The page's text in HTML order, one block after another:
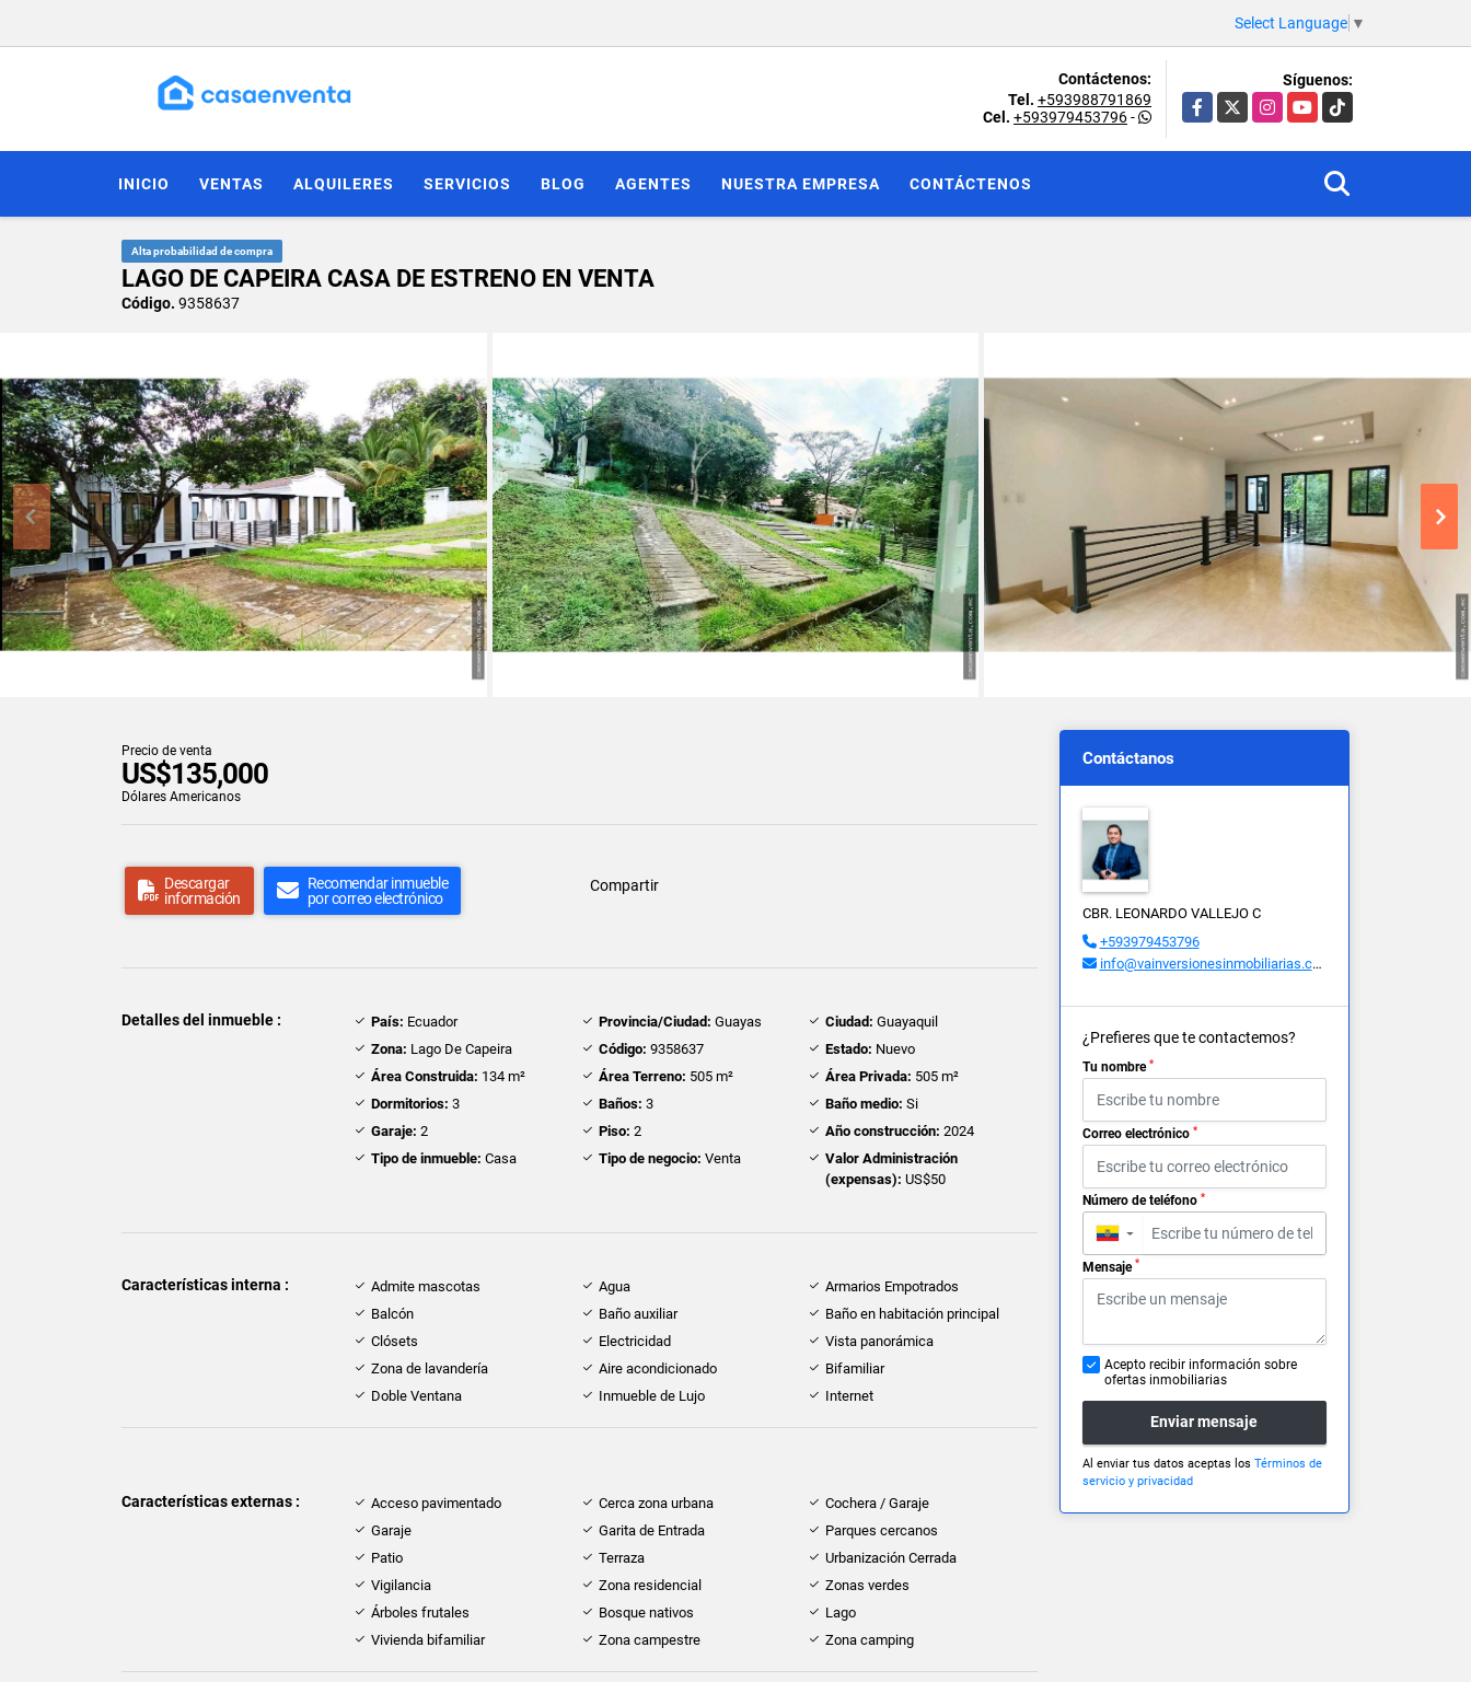
Select Language ▼
Contáctenos:
Tel. +593988791869
Cel. +593979453796-
Síguenos:
Facebook
X InstagramYouTubeTikTok
INICIO VENTAS ALQUILERES SERVICIOS BLOG AGENTES NUESTRA EMPRESA CONTÁCTENOS
Alta probabilidad de compra
LAGO DE CAPEIRA CASA DE ESTRENO EN VENTA
Código. 9358637
Precio de venta
US$135,000
Dólares Americanos
Descargar
información
Recomendar inmueble
por correo electrónico
Compartir
Detalles del inmueble : País: Ecuador Provincia/Ciudad: Guayas Ciudad: Guayaquil
Zona: Lago De Capeira Código: 9358637 Estado: Nuevo
Área Construida: 134 m² Área Terreno: 505 m² Área Privada: 505 m²
Dormitorios: 3 Baños: 3 Baño medio: Si
Garaje: 2 Piso: 2 Año construcción: 2024
Tipo de inmueble: Casa Tipo de negocio: Venta
Valor Administración
(expensas): US$50
Características interna : Admite mascotas Agua
Armarios Empotrados
Balcón
Baño auxiliar
Baño en habitación principal
Clósets
Electricidad
Vista panorámica
Zona de lavandería
Aire acondicionado
Bifamiliar
Doble Ventana
Inmueble de Lujo Internet
Características externas : Acceso pavimentado Cerca zona urbana
Cochera / Garaje
Garaje
Garita de Entrada
Parques cercanos
Patio
Terraza
Urbanización Cerrada
Vigilancia
Zona residencial
Zonas verdes
Árboles frutales
Bosque nativos
Lago
Vivienda bifamiliar
Zona campestre Zona camping
Contáctanos
CBR. LEONARDO VALLEJO C
+593979453796
info@vainversionesinmobiliarias.com
¿Prefieres que te contactemos?
Tu nombre *
Correo electrónico *
Número de teléfono *
▼
Mensaje *
Acepto recibir información sobre
ofertas inmobiliarias
Enviar mensaje
Al enviar tus datos aceptas los Términos de
servicio y privacidad